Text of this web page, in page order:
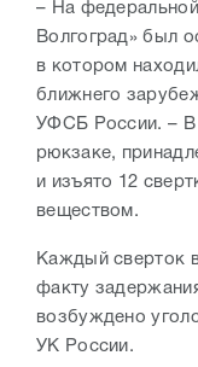
– На
Волгоград» был
в котором
ближнего
УФСБ России. – В
рюкзаке,
и изъято 12
веществом.
Каждый сверток
факту
возбуждено
УК России.